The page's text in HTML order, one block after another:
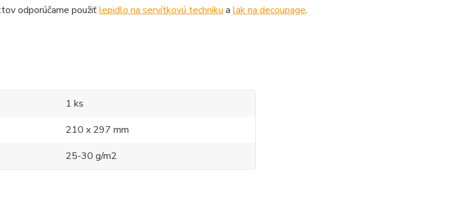
odporúčame použiťlepidlo na servítkovú techniku a lak na decoupage.
1 ks
210 x 297 mm
25-30 g/m2